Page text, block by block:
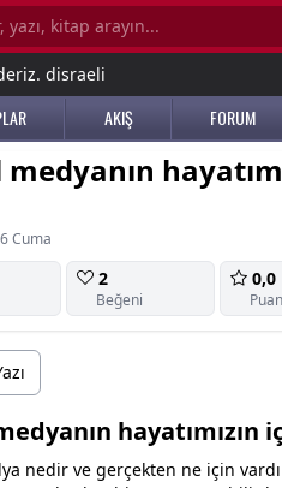
disraeli
AKIŞ FORUM
medyanın
Cuma
2
Beğeni
0,0
Puan
hayatımızın
nedir ve gerçekten ne için